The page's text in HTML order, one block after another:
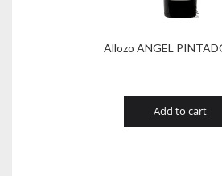
Allozo ANGEL
Add to cart